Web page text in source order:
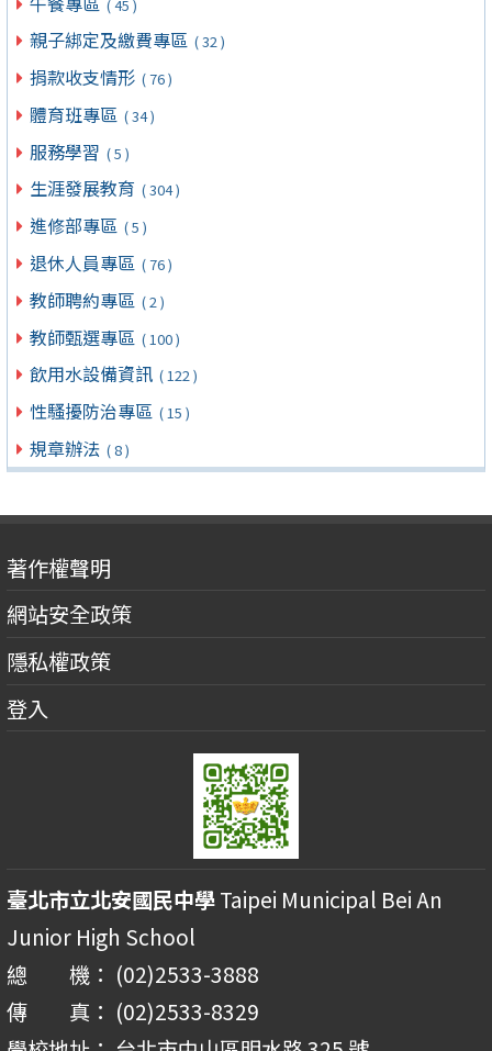
( 45 )
親子綁定及繳費專區 ( 32 )
捐款收支情形 ( 76 )
體育班專區 ( 34 )
服務學習 ( 5 )
生涯發展教育 ( 304 )
進修部專區 ( 5 )
退休人員專區 ( 76 )
教師聘約專區 ( 2 )
教師甄選專區 ( 100 )
飲用水設備資訊 ( 122 )
性騷擾防治專區 ( 15 )
規章辦法 ( 8 )
著作權聲明
網站安全政策
隱私權政策
登入
臺北市立北安國民中學Taipei Municipal Bei An
Junior High School
總 機： (02)2533-3888
傳 真： (02)2533-8329